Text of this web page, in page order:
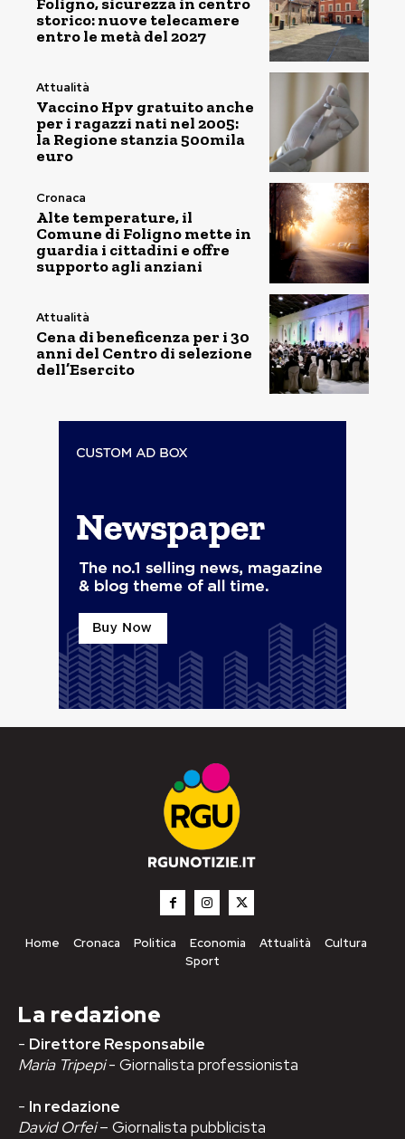
storico: nuove telecamere
entro le metà del 2027
Attualità
Vaccino Hpv gratuito anche
per i ragazzi nati nel 2005:
la Regione stanzia 500mila
euro
Cronaca
Alte temperature, il
Comune di Foligno mette in
guardia i cittadini e offre
supporto agli anziani
Attualità
Cena di beneficenza per i 30
anni del Centro di selezione
dell’Esercito
Home Cronaca Politica Economia Attualità
Cultura
Sport
La redazione
- Direttore Responsabile
Maria Tripepi- Giornalista professionista
- In redazione
David Orfei– Giornalista pubblicista